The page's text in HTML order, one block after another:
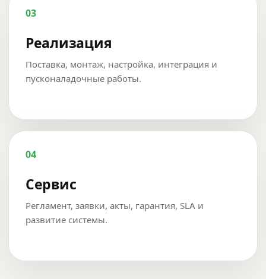
03
Реализация
Поставка, монтаж, настройка, интеграция и
пусконаладочные работы.
04
Сервис
Регламент, заявки, акты, гарантия, SLA и
развитие системы.